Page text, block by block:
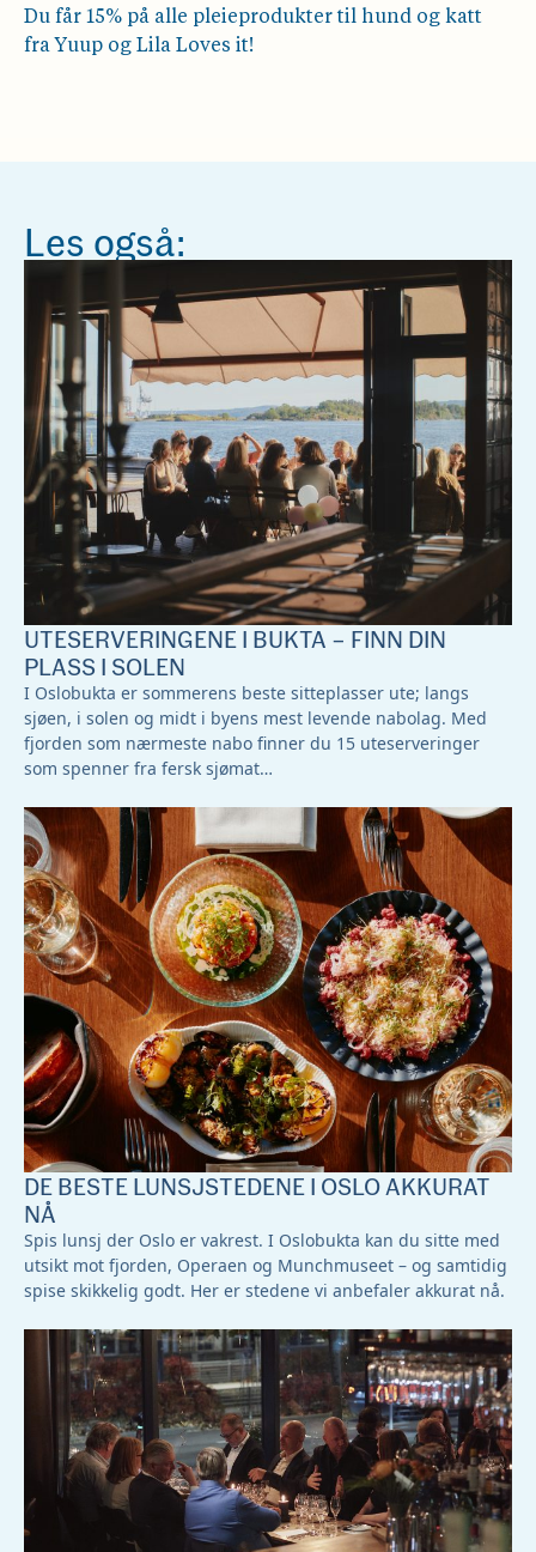
Du får 15% på alle pleieprodukter til hund og katt
fra Yuup og Lila Loves it!
Les også:
UTESERVERINGENE I BUKTA – FINN DIN
PLASS I SOLEN
I Oslobukta er sommerens beste sitteplasser ute; langs
sjøen, i solen og midt i byens mest levende nabolag. Med
fjorden som nærmeste nabo finner du 15 uteserveringer
som spenner fra fersk sjømat…
DE BESTE LUNSJSTEDENE I OSLO AKKURAT
NÅ
Spis lunsj der Oslo er vakrest. I Oslobukta kan du sitte med
utsikt mot fjorden, Operaen og Munchmuseet – og samtidig
spise skikkelig godt. Her er stedene vi anbefaler akkurat nå.